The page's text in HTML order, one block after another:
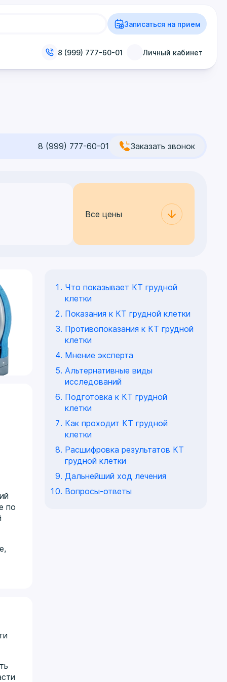
Записаться на прием
8 (999) 777-60-01 Личный кабинет
8 (999) 777-60-01 Заказать звонок
Все цены
Что показывает КТ грудной
клетки
Показания к КТ грудной клетки
Противопоказания к КТ грудной
клетки
Мнение эксперта
Альтернативные виды
исследований
Подготовка к КТ грудной
клетки
Как проходит КТ грудной
клетки
Расшифровка результатов КТ
грудной клетки
Дальнейший ход лечения
Вопросы-ответы
по